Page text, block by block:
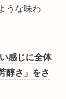
うな味わ
感じに全体
醇さ」をさ